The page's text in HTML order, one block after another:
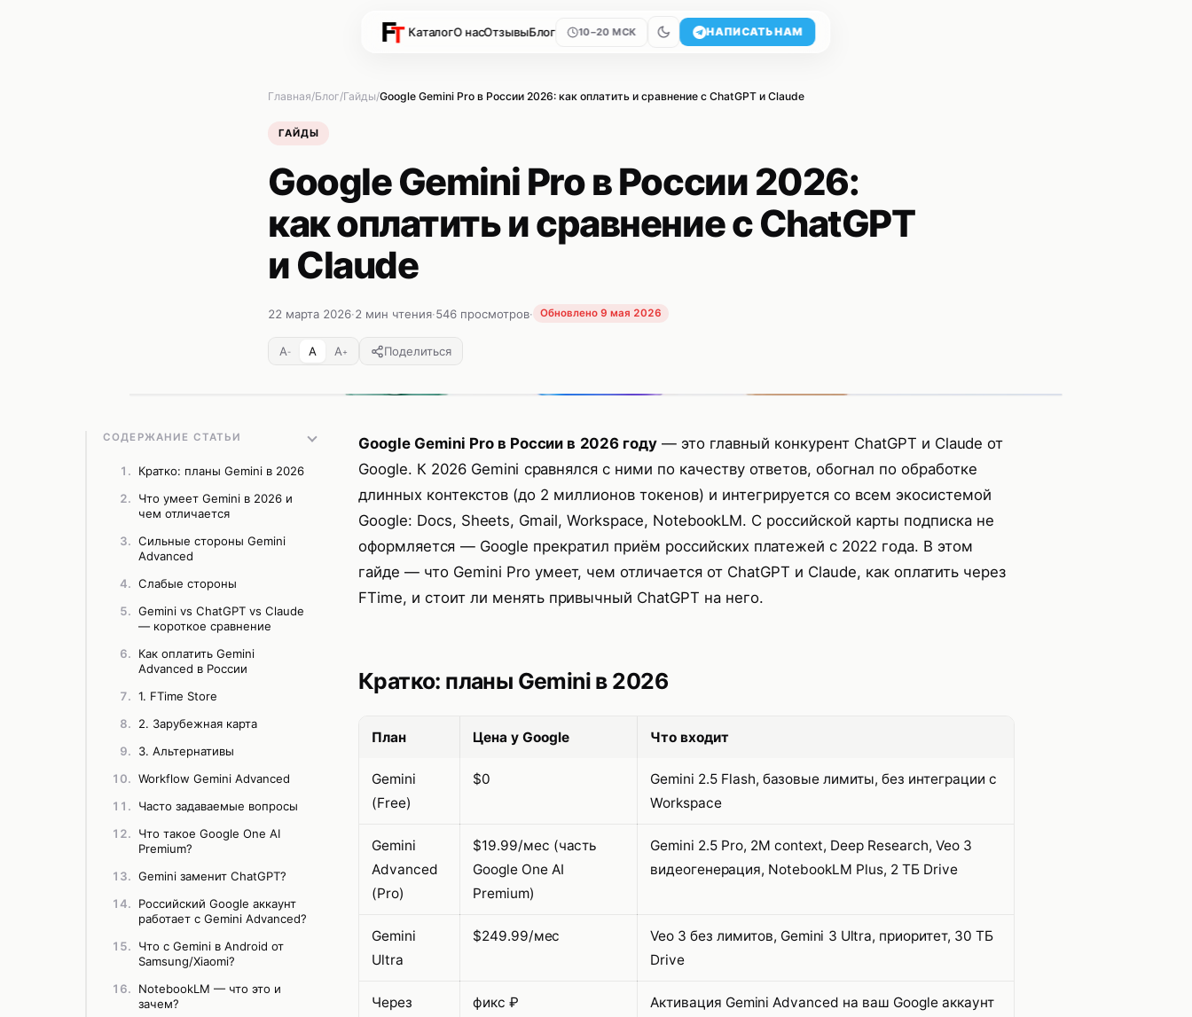
КаталогО насОтзывыБлог 10–20 МСК НАПИСАТЬ НАМ
Главная Блог Гайды Google Gemini Pro в России 2026: как оплатить и сравнение с ChatGPT и Claude
ГАЙДЫ
Google Gemini Pro в России 2026:
как оплатить и сравнение с ChatGPT
и Claude
22 марта 2026·2 мин чтения·546 просмотров· Обновлено 9 мая 2026
A- A A+ Поделиться
СОДЕРЖАНИЕ СТАТЬИ
Кратко: планы Gemini в 2026
Что умеет Gemini в 2026 и
чем отличается
Сильные стороны Gemini
Advanced
Слабые стороны
Gemini vs ChatGPT vs Claude
— короткое сравнение
Как оплатить Gemini
Advanced в России
1. FTime Store
2. Зарубежная карта
3. Альтернативы
Workflow Gemini Advanced
Часто задаваемые вопросы
Что такое Google One AI
Premium?
Gemini заменит ChatGPT?
Российский Google аккаунт
работает с Gemini Advanced?
Что с Gemini в Android от
Samsung/Xiaomi?
NotebookLM — что это и
зачем?
Google Gemini Pro в России в 2026 году — это главный конкурент ChatGPT и Claude от
Google. К 2026 Gemini сравнялся с ними по качеству ответов, обогнал по обработке
длинных контекстов (до 2 миллионов токенов) и интегрируется со всем экосистемой
Google: Docs, Sheets, Gmail, Workspace, NotebookLM. С российской карты подписка не
оформляется — Google прекратил приём российских платежей с 2022 года. В этом
гайде — что Gemini Pro умеет, чем отличается от ChatGPT и Claude, как оплатить через
FTime, и стоит ли менять привычный ChatGPT на него.
Кратко: планы Gemini в 2026
План Цена у Google Что входит
Gemini
(Free)
$0
Gemini 2.5 Flash, базовые лимиты, без интеграции с
Workspace
Gemini
Advanced
(Pro)
$19.99/мес (часть
Google One AI
Premium)
Gemini 2.5 Pro, 2M context, Deep Research, Veo 3
видеогенерация, NotebookLM Plus, 2 ТБ Drive
Gemini
Ultra
$249.99/мес
Veo 3 без лимитов, Gemini 3 Ultra, приоритет, 30 ТБ
Drive
Через
фикс ₽ Активация Gemini Advanced на ваш Google аккаунт